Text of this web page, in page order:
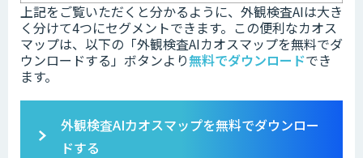
上記をご覧いただくと分かるように、外観検査AIは大き
く分けて4つにセグメントできます。この便利なカオス
マップは、以下の「外観検査AIカオスマップを無料でダ
ウンロードする」ボタンより無料でダウンロードでき
ます。
外観検査AIカオスマップを無料でダウンロー
ドする